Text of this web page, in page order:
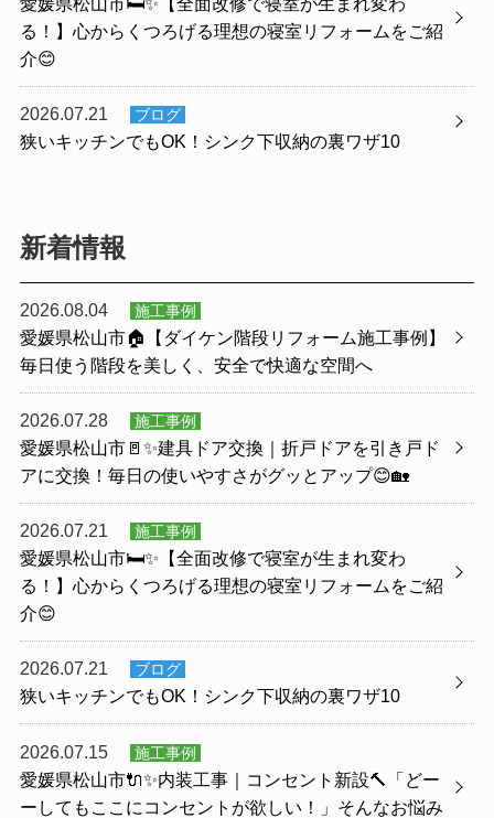
る！】心からくつろげる理想の寝室リフォームをご紹
介😊
2026.07.21 ブログ
狭いキッチンでもOK！シンク下収納の裏ワザ10
新着情報
2026.08.04 施工事例
愛媛県松山市🏠【ダイケン階段リフォーム施工事例】
毎日使う階段を美しく、安全で快適な空間へ
2026.07.28 施工事例
愛媛県松山市🚪✨建具ドア交換｜折戸ドアを引き戸ド
アに交換！毎日の使いやすさがグッとアップ😊🏡
2026.07.21 施工事例
愛媛県松山市🛏️✨【全面改修で寝室が生まれ変わ
る！】心からくつろげる理想の寝室リフォームをご紹
介😊
2026.07.21 ブログ
狭いキッチンでもOK！シンク下収納の裏ワザ10
2026.07.15 施工事例
愛媛県松山市🔌✨内装工事｜コンセント新設🔨「どー
ーしてもここにコンセントが欲しい！」そんなお悩み